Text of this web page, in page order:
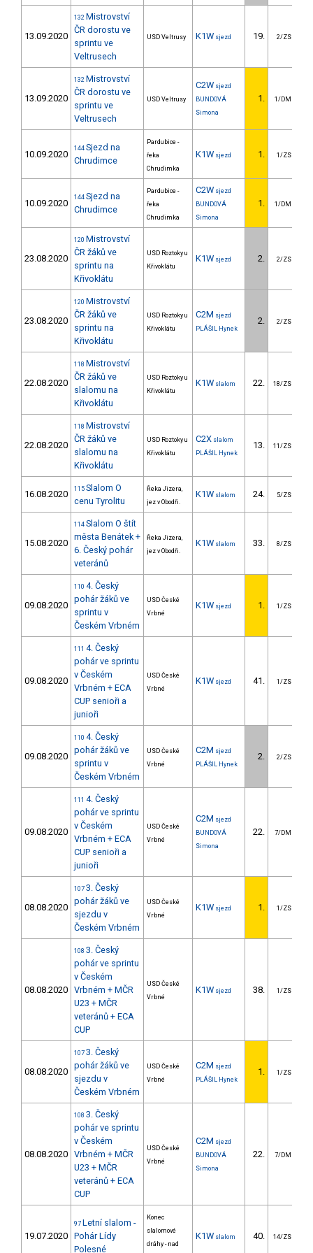
13.09.2020
132 Mistrovství
ČR dorostu ve
sprintu ve
Veltrusech
USD Veltrusy K1W sjezd 19. 2/ZS
13.09.2020
132 Mistrovství
ČR dorostu ve
sprintu ve
Veltrusech
USD Veltrusy
C2W sjezd
BUNDOVÁ
Simona
1. 1/DM
10.09.2020
144 Sjezd na
Chrudimce
Pardubice -
řeka
Chrudimka
K1W sjezd 1. 1/ZS
10.09.2020
144 Sjezd na
Chrudimce
Pardubice -
řeka
Chrudimka
C2W sjezd
BUNDOVÁ
Simona
1. 1/DM
23.08.2020
120 Mistrovství
ČR žáků ve
sprintu na
Křivoklátu
USD Roztoky u
Křivoklátu
K1W sjezd 2. 2/ZS
23.08.2020
120 Mistrovství
ČR žáků ve
sprintu na
Křivoklátu
USD Roztoky u
Křivoklátu
C2M sjezd
PLÁŠIL Hynek
2. 2/ZS
22.08.2020
118 Mistrovství
ČR žáků ve
slalomu na
Křivoklátu
USD Roztoky u
Křivoklátu
K1W slalom 22. 18/ZS
22.08.2020
118 Mistrovství
ČR žáků ve
slalomu na
Křivoklátu
USD Roztoky u
Křivoklátu
C2X slalom
PLÁŠIL Hynek
13. 11/ZS
16.08.2020 115 Slalom O
cenu Tyrolitu
Řeka Jizera,
jez v Obodři.
K1W slalom 24. 5/ZS
15.08.2020
114 Slalom O štít
města Benátek +
6. Český pohár
veteránů
Řeka Jizera,
jez v Obodři.
K1W slalom 33. 8/ZS
09.08.2020
110 4. Český
pohár žáků ve
sprintu v
Českém Vrbném
USD České
Vrbné
K1W sjezd 1. 1/ZS
09.08.2020
111 4. Český
pohár ve sprintu
v Českém
Vrbném + ECA
CUP senioři a
junioři
USD České
Vrbné
K1W sjezd 41. 1/ZS
09.08.2020
110 4. Český
pohár žáků ve
sprintu v
Českém Vrbném
USD České
Vrbné
C2M sjezd
PLÁŠIL Hynek
2. 2/ZS
09.08.2020
111 4. Český
pohár ve sprintu
v Českém
Vrbném + ECA
CUP senioři a
junioři
USD České
Vrbné
C2M sjezd
BUNDOVÁ
Simona
22. 7/DM
08.08.2020
107 3. Český
pohár žáků ve
sjezdu v
Českém Vrbném
USD České
Vrbné
K1W sjezd 1. 1/ZS
08.08.2020
108 3. Český
pohár ve sprintu
v Českém
Vrbném + MČR
U23 + MČR
veteránů + ECA
CUP
USD České
Vrbné
K1W sjezd 38. 1/ZS
08.08.2020
107 3. Český
pohár žáků ve
sjezdu v
Českém Vrbném
USD České
Vrbné
C2M sjezd
PLÁŠIL Hynek
1. 1/ZS
08.08.2020
108 3. Český
pohár ve sprintu
v Českém
Vrbném + MČR
U23 + MČR
veteránů + ECA
CUP
USD České
Vrbné
C2M sjezd
BUNDOVÁ
Simona
22. 7/DM
19.07.2020
97 Letní slalom -
Pohár Lídy
Polesné
Konec
slalomové
dráhy - nad
K1W slalom 40. 14/ZS